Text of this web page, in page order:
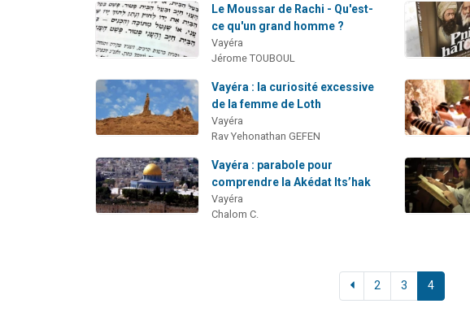
Le Moussar de Rachi - Qu'est-
ce qu'un grand homme ?
Vayéra
Jérome TOUBOUL
Vayéra : la curiosité excessive
de la femme de Loth
Vayéra
Rav Yehonathan GEFEN
Vayéra : parabole pour
comprendre la Akédat Its’hak
Vayéra
Chalom C.
2 3 4